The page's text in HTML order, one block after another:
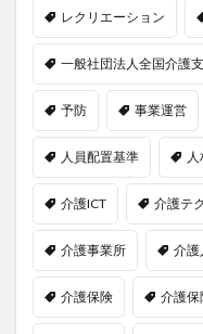
レクリエーション
一般社団法人全国介護
予防 事業運営
人員配置基準
介護ICT 介護テ
介護事業所 介護
介護保険 介護保